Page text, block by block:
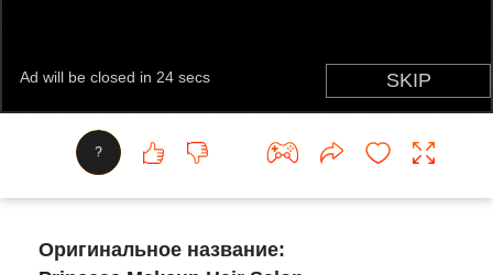
?
Оригинальное название: